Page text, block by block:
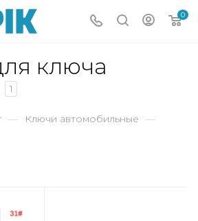
0
ключа
1
— Ключи автомобильные —